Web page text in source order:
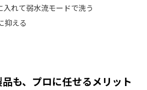
れて弱水流モードで洗う
抑える
も、プロに任せるメリット